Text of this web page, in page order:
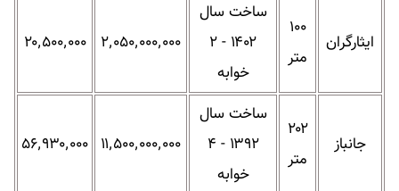
ایثارگران
۱۰۰
متر
ساخت سال
۱۴۰۲ - ۲
خوابه
۲٬۰۵۰٬۰۰۰٬۰۰۰ ۲۰٬۵۰۰٬۰۰۰
جانباز
۲۰۲
متر
ساخت سال
۱۳۹۲ - ۴
خوابه
۱۱٬۵۰۰٬۰۰۰٬۰۰۰ ۵۶٬۹۳۰٬۰۰۰